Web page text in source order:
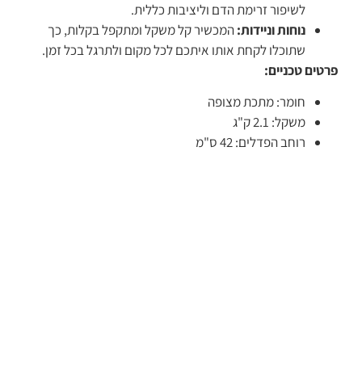
לשיפור זרימת הדם וליציבות כללית.
נוחות וניידות:המכשיר קל משקל ומתקפל בקלות, כך
שתוכלו לקחת אותו איתכם לכל מקום ולתרגל בכל זמן.
פרטים טכניים:
חומר: מתכת מצופה
משקל: 2.1 ק"ג
רוחב הפדלים: 42 ס"מ